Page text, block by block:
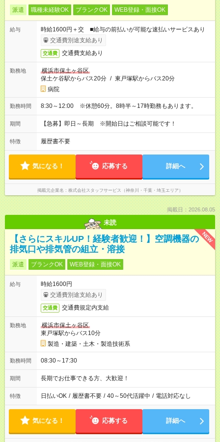
派遣 職種未経験OK ブランクOK WEB登録・面接OK
給与
時給1600円＋交 ■給与の前払いが可能な速払いサービスあり
交通費別途支給あり
交通費 交通費支給あり
勤務地
横浜市保土ヶ谷区
保土ケ谷駅からバス20分 / 東戸塚駅からバス20分
病院
勤務時間 8:30～12:00 ※休憩60分。8時半～17時勤務もあります。
期間 【急募】即日～長期 ※開始日はご相談可能です！
特徴 履歴書不要
気になる！ 応募する 詳細へ
掲載元企業名 株式会社スタッフサービス（神奈川・千葉・埼玉エリア）
掲載日：2026.08.05
未読
NEW
【さらにスキルUP！経験者歓迎！】空調機器の
排気口や排気管の組立・溶接
派遣 ブランクOK WEB登録・面接OK
給与
時給1600円
交通費別途支給あり
交通費 交通費規定内支給
勤務地
横浜市保土ヶ谷区
東戸塚駅からバス10分
製造・建築・土木・製造技術系
勤務時間 08:30～17:30
期間 長期でお仕事できる方、大歓迎！
特徴 日払いOK / 履歴書不要 / 40～50代活躍中 / 電話対応なし
気になる！ 応募する 詳細へ